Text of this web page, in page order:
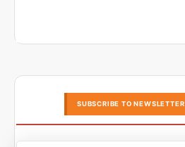
SUBSCRIBE TO NEWSLETTER